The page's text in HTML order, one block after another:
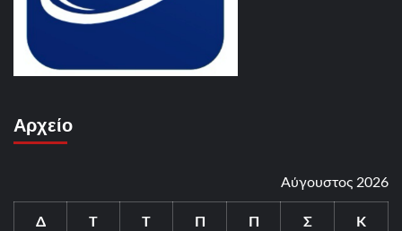
Αρχείο
Αύγουστος 2026
Δ Τ Τ Π Π Σ Κ